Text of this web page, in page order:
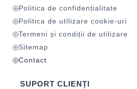
Politica de confidențialitate
Politica de utilizare cookie-uri
Termeni și condiții de utilizare
Sitemap
Contact
SUPORT CLIENȚI